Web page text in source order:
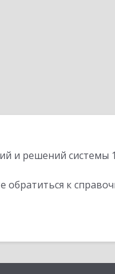
и решений
к